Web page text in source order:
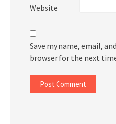
Website
Save my name, email,
browser for the next